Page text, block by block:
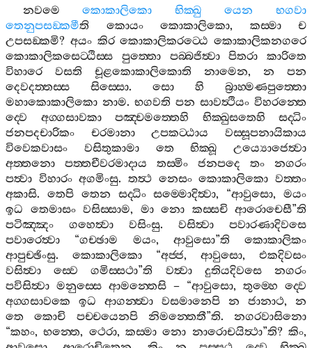
නවමෙ කොකාලිකො භික‍්ඛු යෙන
භගවා
තෙනුපසඞ‍්කමීති කොයං කොකාලිකො, කස‍්මා
ච
උපසඞ‍්කමි? අයං කිර කොකාලිකරට‍්ඨෙ කොකාලිකනගරෙ
කොකාලිකසෙට‍්ඨිස‍්ස
පුත‍්තො පබ‍්බජිත්‍වා පිතරා
කාරිතෙ
විහාරෙ
වසති චූළකොකාලිකොති නාමෙන, න
පන
දෙවදත‍්තස‍්ස
සිස‍්සො. සො හි
බ්‍රාහ‍්මණපුත‍්තො
මහාකොකාලිකො නාම. භගවති පන සාවත්‍ථියං විහරන‍්තෙ
ද‍්වෙ
අග‍්ගසාවකා පඤ‍්චමත‍්තෙහි භික‍්ඛුසතෙහි
සද‍්ධිං
ජනපදචාරිකං
චරමානා උපකට‍්ඨාය
වස‍්සූපනායිකාය
විවෙකවාසං
වසිතුකාමා තෙ භික‍්ඛූ
උය්‍යොජෙත්‍වා
අත‍්තනො
පත‍්තචීවරමාදාය තස‍්මිං ජනපදෙ තං
නගරං
පත්‍වා විහාරං අගමිංසු.තත්‍ථ නෙසං කොකාලිකො වත‍්තං
අකාසි. තෙපි තෙන සද‍්ධිං සම‍්මොදිත්‍වා, “ආවුසො,මයං
ඉධ
තෙමාසං වසිස‍්සාම, මා නො කස‍්සචි ආරොචෙසී”ති
පටිඤ‍්ඤං
ගහෙත්‍වා වසිංසු. වසිත්‍වා
පවාරණාදිවසෙ
පවාරෙත්‍වා “ගච‍්ඡාම මයං, ආවුසො”ති
කොකාලිකං
ආපුච‍්ඡිංසු. කොකාලිකො “අජ‍්ජ, ආවුසො, එකදිවසං
වසිත්‍වා
ස‍්වෙ ගමිස‍්සථා”ති වත්‍වා දුතියදිවසෙ
නගරං
පවිසිත්‍වා මනුස‍්සෙ ආමන‍්තෙසි – “ආවුසො, තුම‍්හෙ ද‍්වෙ
අග‍්ගසාවකෙ
ඉධ ආගන‍්ත්‍වා වසමානෙපි න ජානාථ, න
තෙ
කොචි පච‍්චයෙනපි නිමන‍්තෙතී”ති. නගරවාසිනො
“කහං,භන‍්තෙ, ථෙරා,කස‍්මා නො නාරොචයිත්‍ථා”ති?කිං,